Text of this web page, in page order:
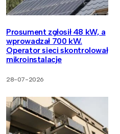
Prosument zgłosił 48 kW, a
wprowadzał 700 kW.
Operator sieci skontrolował
mikroinstalacje
28-07-2026